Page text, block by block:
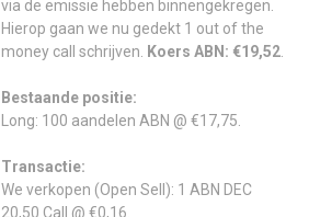
via de emissie hebben binnengekregen.
Hierop gaan we nu gedekt 1 out of the
money call schrijven.
Koers ABN: €19,52.
Bestaande positie:
Long: 100 aandelen ABN @ €17,75.
Transactie:
We verkopen (Open Sell): 1 ABN DEC
20,50 Call @ €0,16.